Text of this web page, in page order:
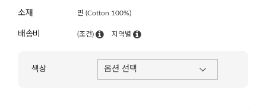
소재 면 (Cotton 100%)
배송비 (조건) 지역별
색상